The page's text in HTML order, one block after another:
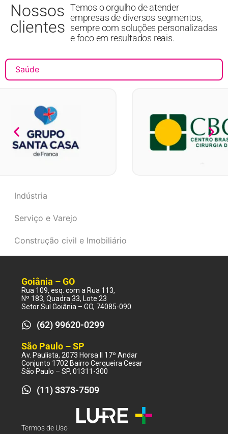
Nossos
clientes
Temos o orgulho de atender
empresas de diversos segmentos,
sempre com soluções personalizadas
e foco em resultados reais.
Saúde
Indústria
Serviço e Varejo
Construção civil e Imobiliário
Termos de Uso
Goiânia – GO
Rua 109, esq. com a Rua 113,
Nº 183, Quadra 33, Lote 23
Setor Sul Goiânia – GO, 74085-090
(62) 99620-0299
São Paulo – SP
Av. Paulista, 2073 Horsa II 17º Andar
Conjunto 1702 Bairro Cerqueira Cesar
São Paulo – SP, 01311-300
(11) 3373-7509